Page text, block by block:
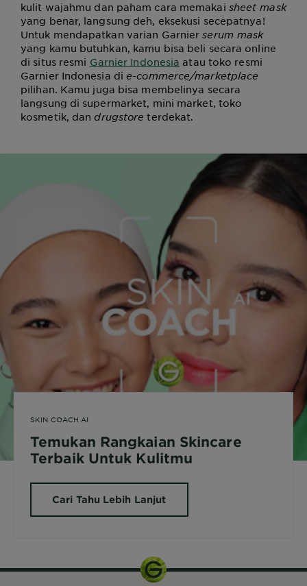
kulit wajahmu dan paham cara memakai sheet mask
yang benar, langsung deh, eksekusi secepatnya!
Untuk mendapatkan varian Garnierserum mask
yang kamu butuhkan, kamu bisa beli secara online
di situs resmi Garnier Indonesia atau toko resmi
Garnier Indonesia die-commerce/marketplace
pilihan. Kamu juga bisa membelinya secara
langsung di supermarket, mini market, toko
kosmetik, dandrugstore terdekat.
SKIN COACH AI
Temukan Rangkaian Skincare
Terbaik Untuk Kulitmu
Cari Tahu Lebih Lanjut